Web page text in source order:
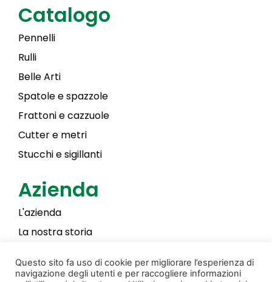
Catalogo
Pennelli
Rulli
Belle Arti
Spatole e spazzole
Frattoni e cazzuole
Cutter e metri
Stucchi e sigillanti
Azienda
L'azienda
La nostra storia
Questo sito fa uso di cookie per migliorare l’esperienza di
navigazione degli utenti e per raccogliere informazioni